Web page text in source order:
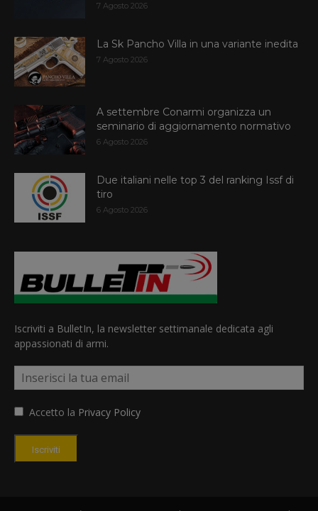
7 Agosto 2026
La Sk Pancho Villa in una variante inedita
7 Agosto 2026
A settembre Conarmi organizza un
seminario di aggiornamento normativo
6 Agosto 2026
Due italiani nelle top 3 del ranking Issf di
tiro
6 Agosto 2026
Iscriviti a BulletIn, la newsletter settimanale dedicata agli
appassionati di armi.
Accetto la Privacy Policy
Iscriviti